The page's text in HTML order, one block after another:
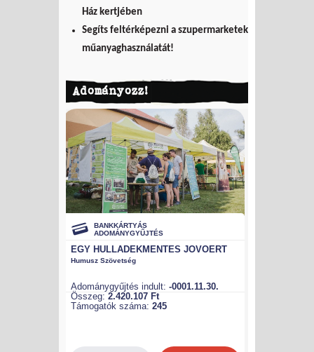
Ház kertjében
Segíts feltérképezni a szupermarketek
műanyaghasználatát!
Adományozz!